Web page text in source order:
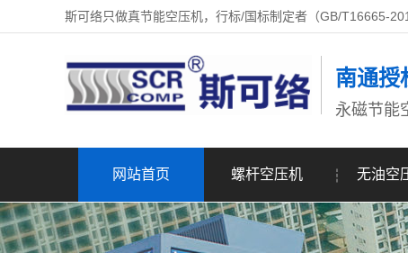
斯可络只做真节能空压机，行标/国标制定者（GB/T16665-
南通授
永磁节能
网站首页 螺杆空压机 无油空